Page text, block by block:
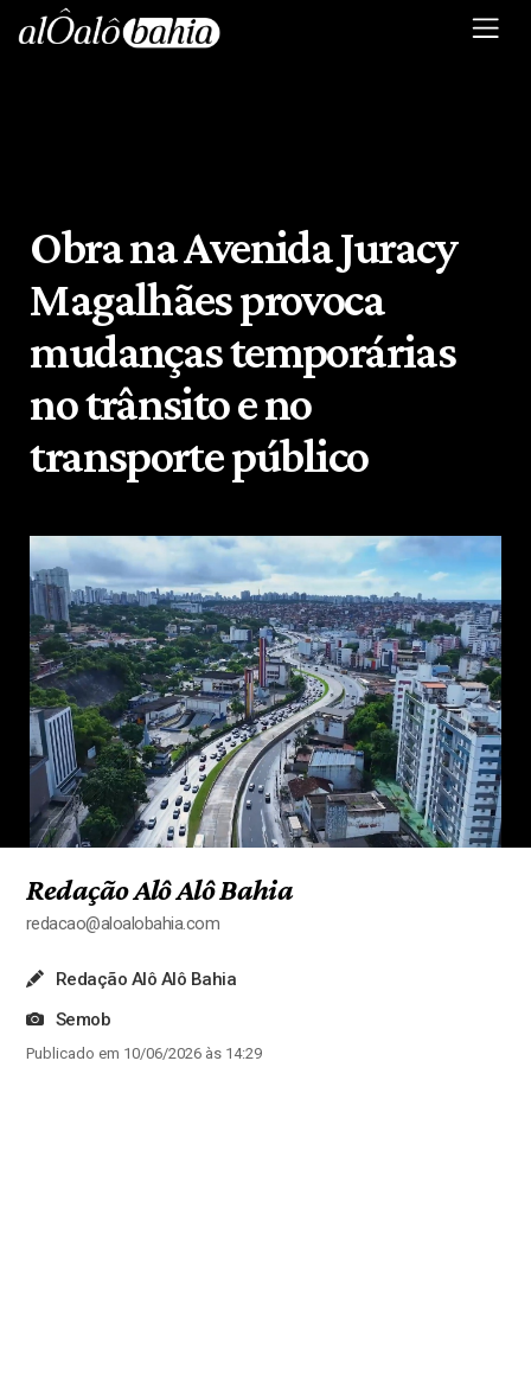
Obra na Avenida Juracy
Magalhães provoca
mudanças temporárias
no trânsito e no
transporte público
Redação Alô Alô Bahia
redacao@aloalobahia.com
Redação Alô Alô Bahia
Semob
Publicado em 10/06/2026 às 14:29